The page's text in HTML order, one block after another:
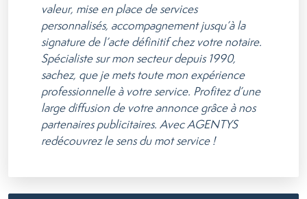
valeur, mise en place de services
personnalisés, accompagnement jusqu’à la
signature de l’acte définitif chez votre notaire.
Spécialiste sur mon secteur depuis 1990,
sachez, que je mets toute mon expérience
professionnelle à votre service. Profitez d’une
large diffusion de votre annonce grâce à nos
partenaires publicitaires. Avec AGENTYS
redécouvrez le sens du mot service !